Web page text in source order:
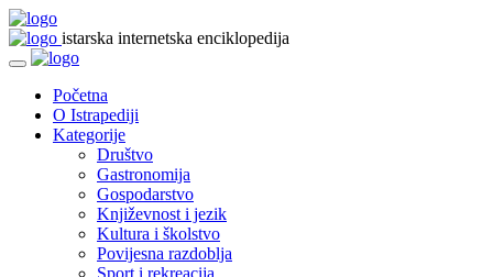
istarska internetska enciklopedija
Početna
O Istrapediji
Kategorije
Društvo
Gastronomija
Gospodarstvo
Književnost i jezik
Kultura i školstvo
Povijesna razdoblja
Sport i rekreacija